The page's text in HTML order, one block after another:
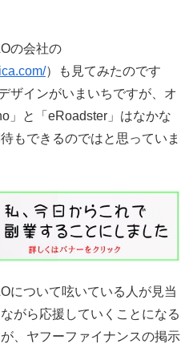
の会社の
）も見てみたのです
ザインがいまいちですが、オ
」と「eRoadster」はなかな
もできるのではと思っていま
について呟いている人が見当
がら応援していくことになる
、ヤフーファイナンスの掲示